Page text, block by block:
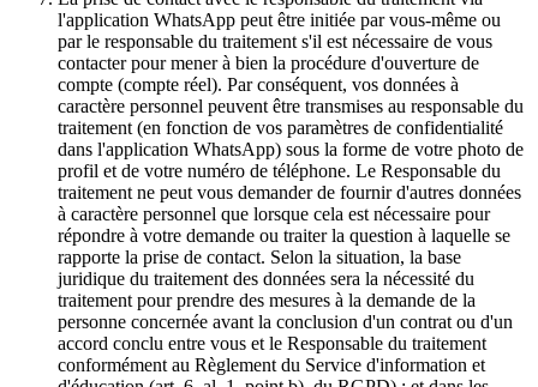
l'application WhatsApp peut être initiée par vous-même ou
par le responsable du traitement s'il est nécessaire de vous
contacter pour mener à bien la procédure d'ouverture de
compte (compte réel). Par conséquent, vos données à
caractère personnel peuvent être transmises au responsable du
traitement (en fonction de vos paramètres de confidentialité
dans l'application WhatsApp) sous la forme de votre photo de
profil et de votre numéro de téléphone. Le Responsable du
traitement ne peut vous demander de fournir d'autres données
à caractère personnel que lorsque cela est nécessaire pour
répondre à votre demande ou traiter la question à laquelle se
rapporte la prise de contact. Selon la situation, la base
juridique du traitement des données sera la nécessité du
traitement pour prendre des mesures à la demande de la
personne concernée avant la conclusion d'un contrat ou d'un
accord conclu entre vous et le Responsable du traitement
conformément au Règlement du Service d'information et